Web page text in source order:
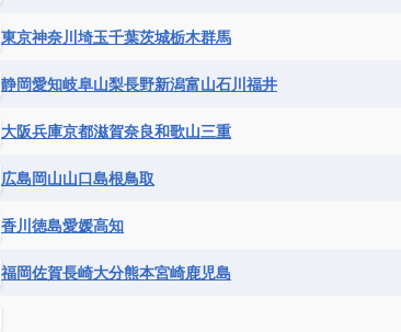
東京神奈川 埼玉千葉茨城栃木群馬
静岡愛知岐阜山梨長野新潟富山石川 福井
大阪兵庫京都滋賀奈良和歌山三重
広島岡山山口島根鳥取
香川 徳島愛媛高知
福岡佐賀長崎大分熊本宮崎鹿児島